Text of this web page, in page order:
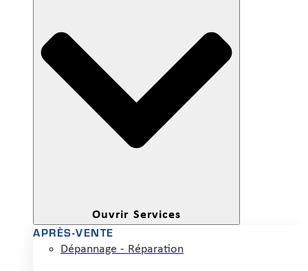
Ouvrir Services
APRÈS-VENTE
Dépannage - Réparation